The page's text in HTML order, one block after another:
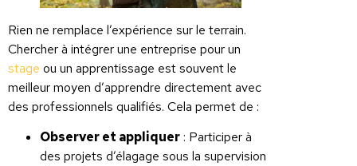
Rien ne remplace l’expérience sur le terrain.
Chercher à intégrer une entreprise pour un
stage ou un apprentissage est souvent le
meilleur moyen d’apprendre directement avec
des professionnels qualifiés. Cela permet de :
Observer et appliquer : Participer à
des projets d’élagage sous la supervision